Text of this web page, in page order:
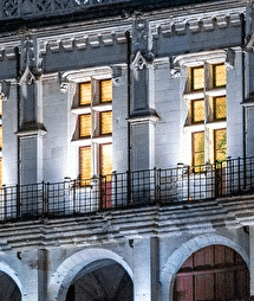
affichées
réseaux sociaux